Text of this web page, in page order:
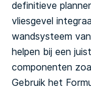
definitieve
vliesgevel
wandsysteem
helpen bij een
componenten
Gebruik het